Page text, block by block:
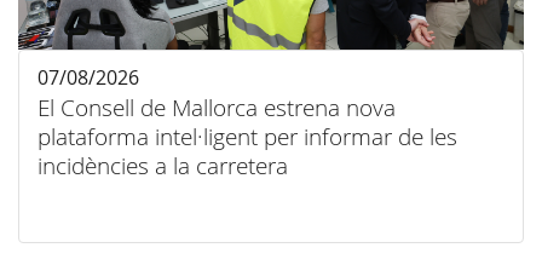
El Consell de Mallorca estrena nova
plataforma intel·ligent per informar de les
incidències a la carretera
07/08/2026